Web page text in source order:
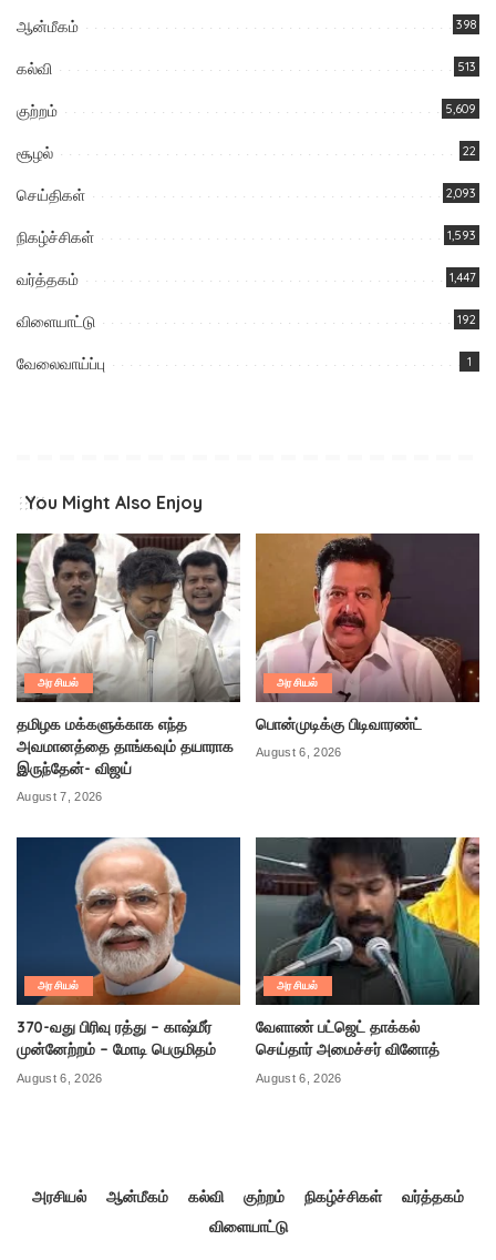
ஆன்மீகம் 398
கல்வி 513
குற்றம் 5,609
சூழல் 22
செய்திகள் 2,093
நிகழ்ச்சிகள் 1,593
வர்த்தகம் 1,447
விளையாட்டு 192
வேலைவாய்ப்பு 1
You Might Also Enjoy
அரசியல்
தமிழக மக்களுக்காக எந்த
அவமானத்தை தாங்கவும் தயாராக
இருந்தேன்- விஜய்
August 7, 2026
அரசியல்
பொன்முடிக்கு பிடிவாரண்ட்
August 6, 2026
அரசியல்
370-வது பிரிவு ரத்து – காஷ்மீர்
முன்னேற்றம் – மோடி பெருமிதம்
August 6, 2026
அரசியல்
வேளாண் பட்ஜெட் தாக்கல்
செய்தார் அமைச்சர் வினோத்
August 6, 2026
அரசியல் ஆன்மீகம் கல்வி குற்றம் நிகழ்ச்சிகள்
வர்த்தகம்
விளையாட்டு